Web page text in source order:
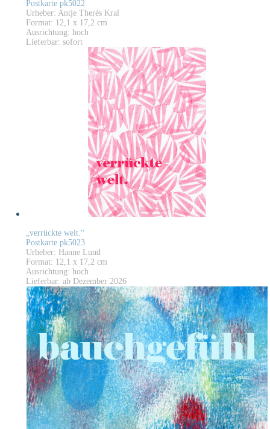
Postkarte pk5022
Urheber: Antje Therés Kral
Format: 12,1 x 17,2 cm
Ausrichtung: hoch
Lieferbar: sofort
„verrückte welt.“
Postkarte pk5023
Urheber: Hanne Lund
Format: 12,1 x 17,2 cm
Ausrichtung: hoch
Lieferbar: ab Dezember 2026